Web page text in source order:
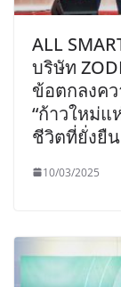
ALL
บริษัท
ข้อตกลงค
“ก้าวใหม่
ชีวิตที่ยั่งยื
10/03/2025